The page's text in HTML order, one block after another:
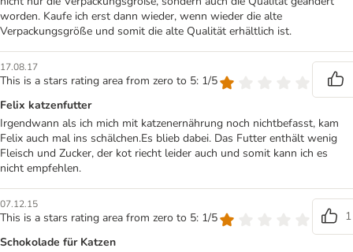
worden. Kaufe ich erst dann wieder, wenn wieder die alte
Verpackungsgröße und somit die alte Qualität erhältlich ist.
17.08.17
This is a stars rating area from zero to 5: 1/5
Felix katzenfutter
Irgendwann als ich mich mit katzenernährung noch nichtbefasst, kam
Felix auch mal ins schälchen.Es blieb dabei. Das Futter enthält wenig
Fleisch und Zucker, der kot riecht leider auch und somit kann ich es
nicht empfehlen.
07.12.15
This is a stars rating area from zero to 5: 1/5
1
Schokolade für Katzen